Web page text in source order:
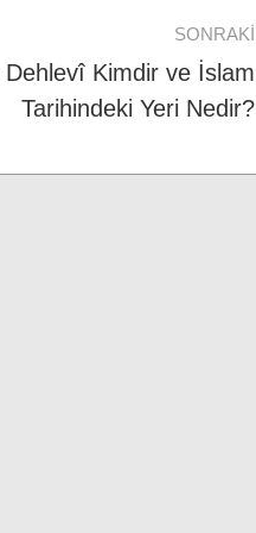
SONRAKI
Dehlevî Kimdir ve İslam
Tarihindeki Yeri Nedir?